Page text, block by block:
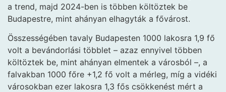
a trend, majd 2024-ben is többen költöztek be
Budapestre, mint ahányan elhagyták a fővárost.
Összességében tavaly Budapesten 1000 lakosra 1,9 fő
volt a bevándorlási többlet – azaz ennyivel többen
költöztek be, mint ahányan elmentek a városból –, a
falvakban 1000 főre +1,2 fő volt a mérleg, míg a vidéki
városokban ezer lakosra 1,3 fős csökkenést mért a